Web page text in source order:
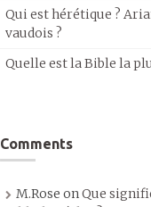
Qui est hérétique ?
vaudois ?
Quelle est la Bible la
Comments
M.Rose onQue